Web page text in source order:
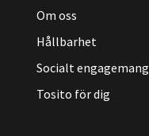
Om oss
Hållbarhet
Socialt engagemang
Tosito för dig